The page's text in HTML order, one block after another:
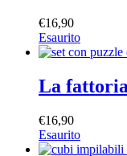
€16,90
Esaurito
La
€16,90
Esaurito